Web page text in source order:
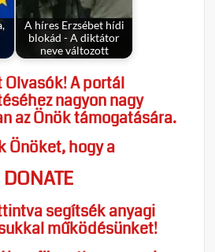
A híres Erzsébet hídi
blokád - A diktátor
neve változott
Olvasók! A portál
nagyon nagy
az Önök támogatására.
Önöket, hogy a
DONATE
segítsék anyagi
működésünket!